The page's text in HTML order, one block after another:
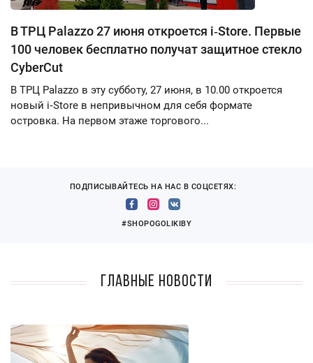
В ТРЦ Palazzo 27 июня откроется i‑Store. Первые
100 человек бесплатно получат защитное стекло
CyberCut
В ТРЦ Palazzo в эту субботу, 27 июня, в 10.00 откроется
новый i‑Store в непривычном для себя формате
островка. На первом этаже торгового...
ПОДПИСЫВАЙТЕСЬ НА НАС В СОЦСЕТЯХ:
#SHOPOGOLIKIBY
Главные новости